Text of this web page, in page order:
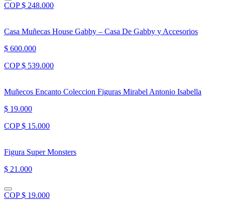
COP $ 248.000
Casa Muñecas House Gabby – Casa De Gabby y Accesorios
$ 600.000
COP $ 539.000
Muñecos Encanto Coleccion Figuras Mirabel Antonio Isabella
$ 19.000
COP $ 15.000
Figura Super Monsters
$ 21.000
COP $ 19.000